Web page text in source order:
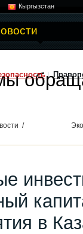
Кыргызстан
/
в